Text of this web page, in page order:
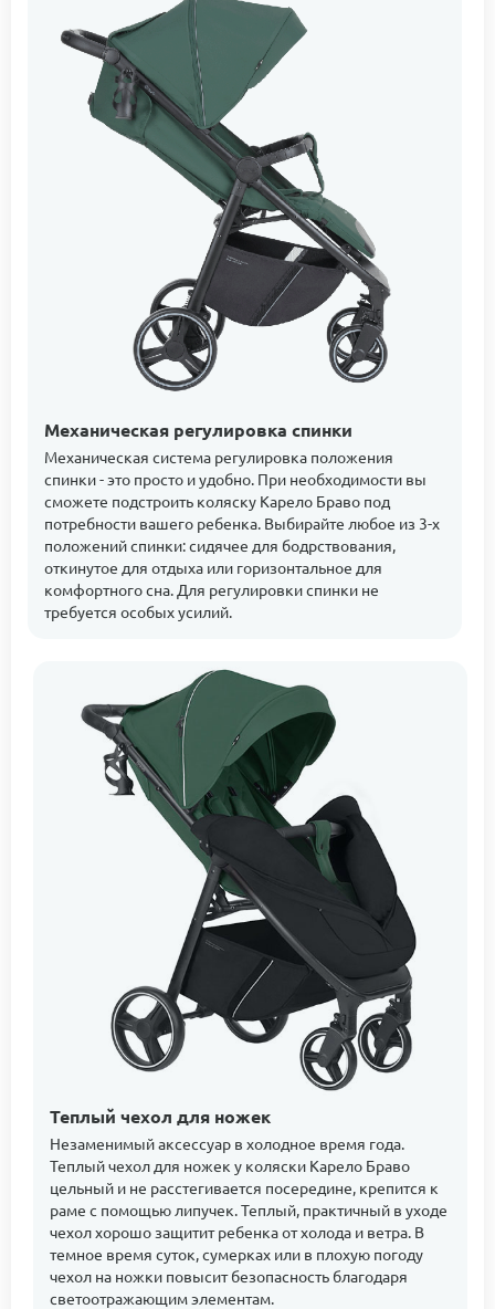
Механическая регулировка спинки
Механическая система регулировка положения
спинки - это просто и удобно. При необходимости вы
сможете подстроить коляску Карело Браво под
потребности вашего ребенка. Выбирайте любое из 3-х
положений спинки: сидячее для бодрствования,
откинутое для отдыха или горизонтальное для
комфортного сна. Для регулировки спинки не
требуется особых усилий.
Теплый чехол для ножек
Незаменимый аксессуар в холодное время года.
Теплый чехол для ножек у коляски Карело Браво
цельный и не расстегивается посередине, крепится к
раме с помощью липучек. Теплый, практичный в уходе
чехол хорошо защитит ребенка от холода и ветра. В
темное время суток, сумерках или в плохую погоду
чехол на ножки повысит безопасность благодаря
светоотражающим элементам.